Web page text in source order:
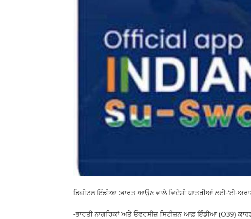
ਡਿਜ਼ੀਟਲ ਇੰਡੀਆ :ਭਾਰਤ ਆਉਣ ਵਾਲੇ ਵਿਦੇਸ਼ੀ ਯਾਤਰੀਆਂ ਲਈ-‘ਈ-
-ਭਾਰਤੀ ਨਾਗਰਿਕਾਂ ਅਤੇ ਓਵਰਸੀਜ਼ ਸਿਟੀਜ਼ਨ ਆਫ਼ ਇੰਡੀਆ (O39)